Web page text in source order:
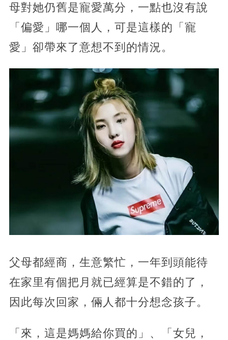
母對她仍舊是寵愛萬分，一點也沒有說
「偏愛」哪一個人，可是這樣的「寵
愛」卻帶來了意想不到的情況。
父母都經商，生意繁忙，一年到頭能待
在家里有個把月就已經算是不錯的了，
因此每次回家，倆人都十分想念孩子。
「來，這是媽媽給你買的」、「女兒，